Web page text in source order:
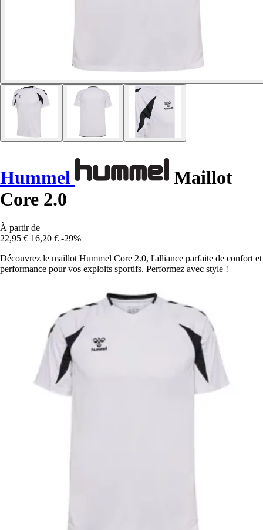
Hummel
Maillot
Core 2.0
À partir de
22,95 € 16,20 € -29%
Découvrez le maillot Hummel Core 2.0, l'alliance parfaite de confort et
performance pour vos exploits sportifs. Performez avec style !